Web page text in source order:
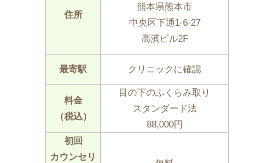
住所
熊本県熊本市
中央区下通1-6-27
高濱ビル2F
最寄駅 クリニックに確認
料金
（税込）
目の下のふくらみ取り
スタンダード法
88,000円
初回
カウンセリ